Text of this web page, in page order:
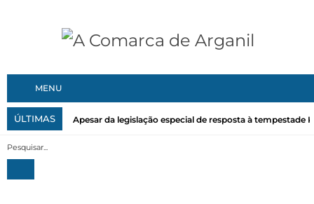
MENU
ÚLTIMAS Apesar da legislação especial de resposta à tempestade